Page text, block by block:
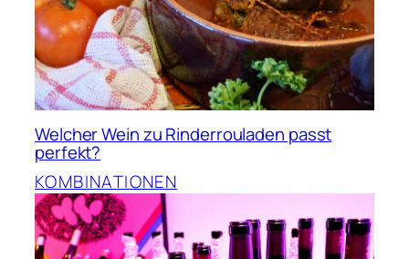
Welcher Wein zu Rinderrouladen passt
perfekt?
KOMBINATIONEN